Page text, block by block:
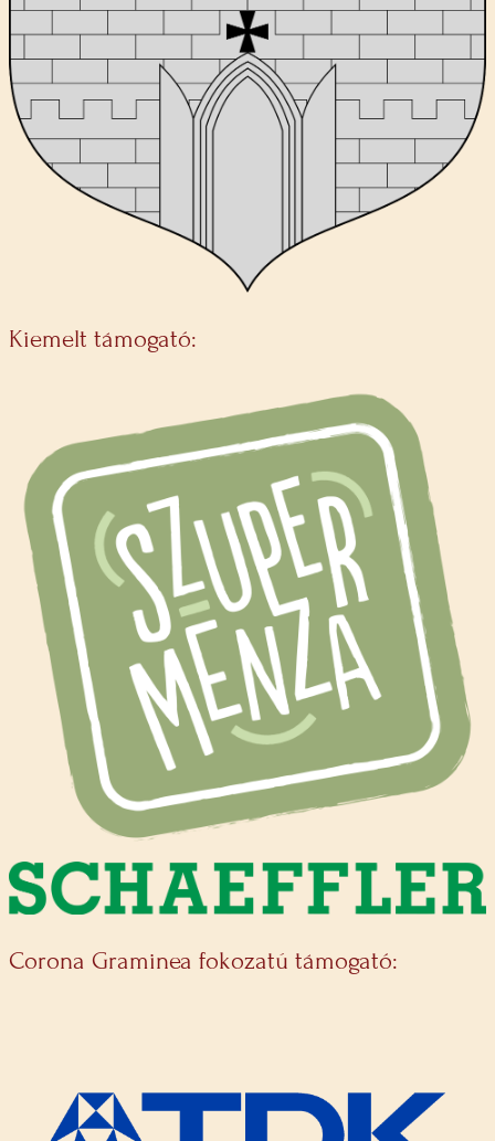
Kiemelt támogató:
Corona Graminea fokozatú támogató: